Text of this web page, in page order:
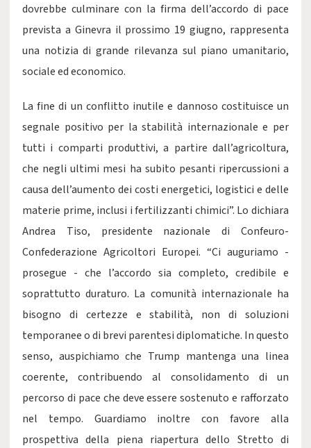
dovrebbe culminare con la firma dell’accordo di pace
prevista a Ginevra il prossimo 19 giugno, rappresenta
una notizia di grande rilevanza sul piano umanitario,
sociale ed economico.
La fine di un conflitto inutile e dannoso costituisce un
segnale positivo per la stabilità internazionale e per
tutti i comparti produttivi, a partire dall’agricoltura,
che negli ultimi mesi ha subito pesanti ripercussioni a
causa dell’aumento dei costi energetici, logistici e delle
materie prime, inclusi i fertilizzanti chimici”. Lo dichiara
Andrea Tiso, presidente nazionale di Confeuro-
Confederazione Agricoltori Europei. “Ci auguriamo -
prosegue - che l’accordo sia completo, credibile e
soprattutto duraturo. La comunità internazionale ha
bisogno di certezze e stabilità, non di soluzioni
temporanee o di brevi parentesi diplomatiche. In questo
senso, auspichiamo che Trump mantenga una linea
coerente, contribuendo al consolidamento di un
percorso di pace che deve essere sostenuto e rafforzato
nel tempo. Guardiamo inoltre con favore alla
prospettiva della piena riapertura dello Stretto di